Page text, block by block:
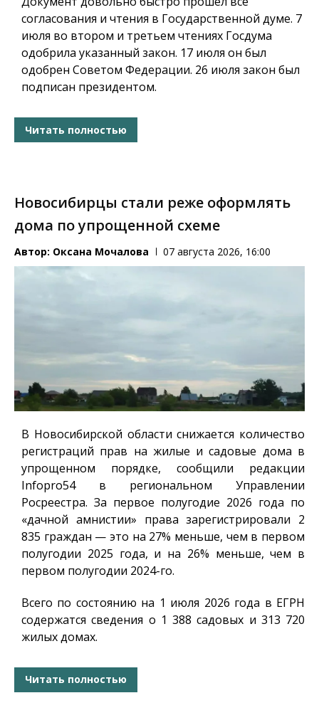
согласования и чтения в Государственной думе. 7
июля во втором и третьем чтениях Госдума
одобрила указанный закон. 17 июля он был
одобрен Советом Федерации. 26 июля закон был
подписан президентом.
Читать полностью
Новосибирцы стали реже оформлять
дома по упрощенной схеме
Автор: Оксана Мочалова 07 августа 2026, 16:00
В Новосибирской области снижается количество
регистраций прав на жилые и садовые дома в
упрощенном порядке, сообщили редакции
Infopro54в региональном Управлении
Росреестра. За первое полугодие 2026 года по
«дачной амнистии» права зарегистрировали 2
835 граждан — это на 27% меньше, чем в первом
полугодии 2025 года, и на 26% меньше, чем в
первом полугодии 2024-го.
Всего по состоянию на 1 июля 2026 года в ЕГРН
содержатся сведения о 1 388 садовых и 313 720
жилых домах.
Читать полностью